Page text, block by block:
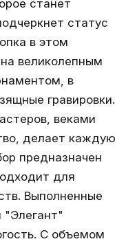
станет
статус
в этом
великолепным
в
гравировки.
веками
делает каждую
предназначен
для
Выполненные
"Элегант"
С объемом